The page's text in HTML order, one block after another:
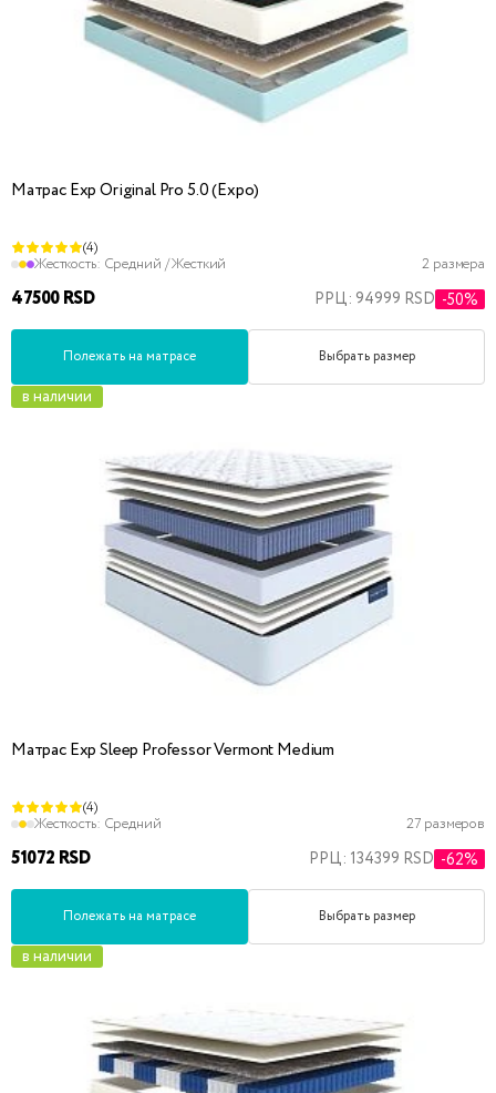
Матрас Exp Original Pro 5.0 (Expo)
(4)
Жесткость: Средний / Жесткий 2 размера
47500 RSD РРЦ: 94999 RSD -50%
Полежать на матрасе Выбрать размер
в наличии
Матрас Exp Sleep Professor Vermont Medium
(4)
Жесткость: Средний 27 размеров
51072 RSD РРЦ: 134399 RSD -62%
Полежать на матрасе Выбрать размер
в наличии